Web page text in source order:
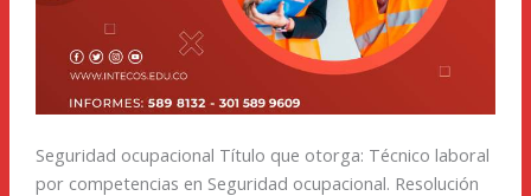
Seguridad ocupacional Título que otorga: Técnico laboral
por competencias en Seguridad ocupacional. Resolución